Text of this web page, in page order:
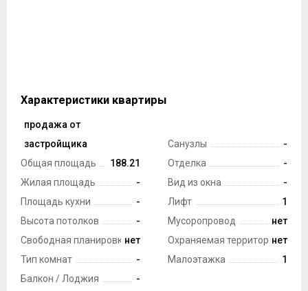
Характеристики квартиры
Тип сделки
продажа от
застройщика
Общая площадь
188.21
Жилая площадь
-
Площадь кухни
-
Высота потолков
-
Свободная планировканет
Тип комнат
-
Балкон / Лоджия
-
Санузлы
-
Отделка
-
Вид из окна
-
Лифт
1
Мусоропровод
нет
Охраняемая территориянет
Малоэтажка
1